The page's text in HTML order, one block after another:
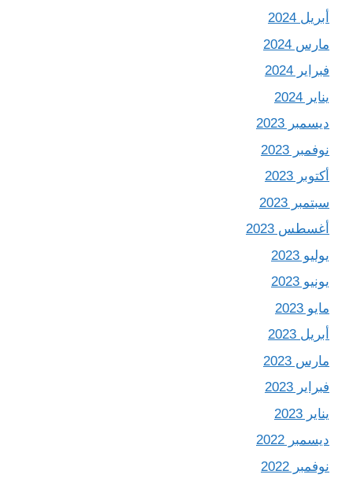
أبريل 2024
مارس 2024
فبراير 2024
يناير 2024
ديسمبر 2023
نوفمبر 2023
أكتوبر 2023
سبتمبر 2023
أغسطس 2023
يوليو 2023
يونيو 2023
مايو 2023
أبريل 2023
مارس 2023
فبراير 2023
يناير 2023
ديسمبر 2022
نوفمبر 2022